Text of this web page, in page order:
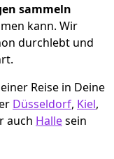
sammeln
kann. Wir
durchlebt und
Reise in Deine
Düsseldorf, Kiel,
auch Hallesein